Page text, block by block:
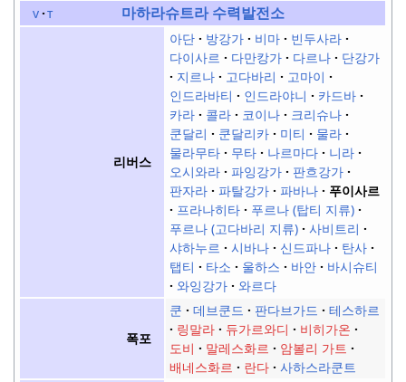
v t 마하라슈트라 수력발전소
리버스
아단 방강가 비마
빈두사라
다이사르
다만캉가 다르나
단강가
지르나
고다바리
고마이
인드라바티
인드라야니
카드바
카라
콜라 코이나
크리슈나
쿤달리
쿤달리카 미티
물라
물라무타
무타 나르마다
니라
오시와라
파잉강가
판흐강가
판자라
파탈강가 파바나
푸이사르
프라나히타
푸르나 (탑티 지류)
푸르나 (고다바리 지류)
사비트리
샤하누르
시바나 신드파나
탄사
탭티
타소 울하스 바안
바시슈티
와잉강가
와르다
폭포
쿤 데브쿤드 판다브가드
테스하르
링말라
듀가르와디
비히가온
도비
말레스화르
암볼리 가트
배네스화르
란다 사하스라쿤트